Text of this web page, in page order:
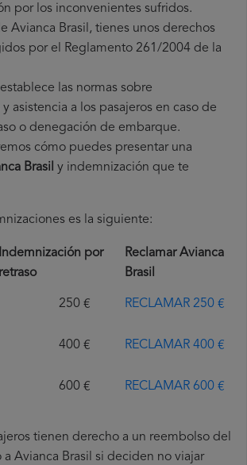
por los inconvenientes sufridos.
Avianca Brasil, tienes unos derechos
por el Reglamento 261/2004 de la
las normas sobre
asistencia a los pasajeros en caso de
o denegación de embarque.
cómo puedes presentar una
Brasil y indemnización que te
es la siguiente:
Indemnización por
retraso
Reclamar Avianca
Brasil
250 € RECLAMAR 250 €
400 € RECLAMAR 400 €
600 € RECLAMAR 600 €
tienen derecho a un reembolso del
Avianca Brasil si deciden no viajar